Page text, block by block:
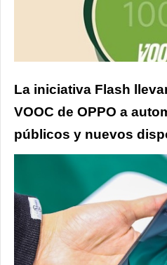
La iniciativa Flash
VOOC de OPPO a
públicos y nuevos